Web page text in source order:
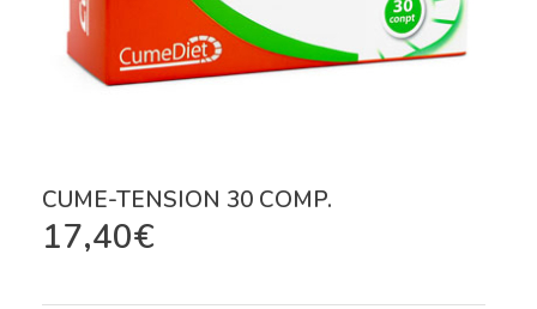
CUME-TENSION 30 COMP.
17,40€